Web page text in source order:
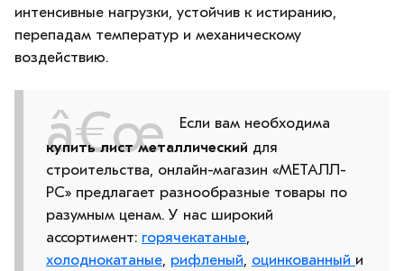
интенсивные нагрузки, устойчив к истиранию,
перепадам температур и механическому
воздействию.
Если вам необходима
купить лист металлический для
строительства, онлайн-магазин «МЕТАЛЛ-
РС» предлагает разнообразные товары по
разумным ценам. У нас широкий
ассортимент: горячекатаные,
холоднокатаные, рифленый, оцинкованный и